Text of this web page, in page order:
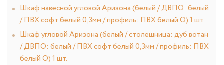
Шкаф навесной угловой Аризона (белый / ДВПО: белый
/ ПВХ софт белый 0,3мм / профиль: ПВХ белый О) 1 шт.
Шкаф угловой Аризона (белый / столешница: дуб вотан
/ ДВПО: белый / ПВХ софт белый 0,3мм / профиль: ПВХ
белый О) 1 шт.